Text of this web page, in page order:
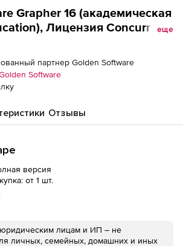
Grapher 16 (академическая
Лицензия Concurrent
еще
партнер Golden Software
Software
Отзывы
версия
от 1 шт.
юридическим лицам и ИП – не
личных, семейных, домашних и иных